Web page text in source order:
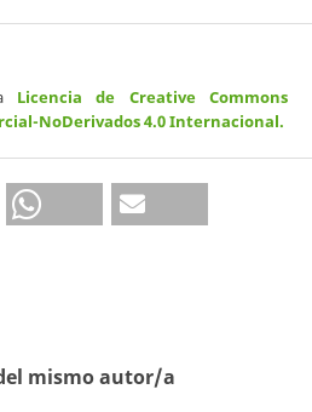
Licencia de Creative Commons
NoDerivados 4.0 Internacional.
mismo autor/a